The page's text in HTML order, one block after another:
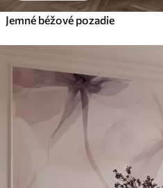
Jemné béžové pozadie